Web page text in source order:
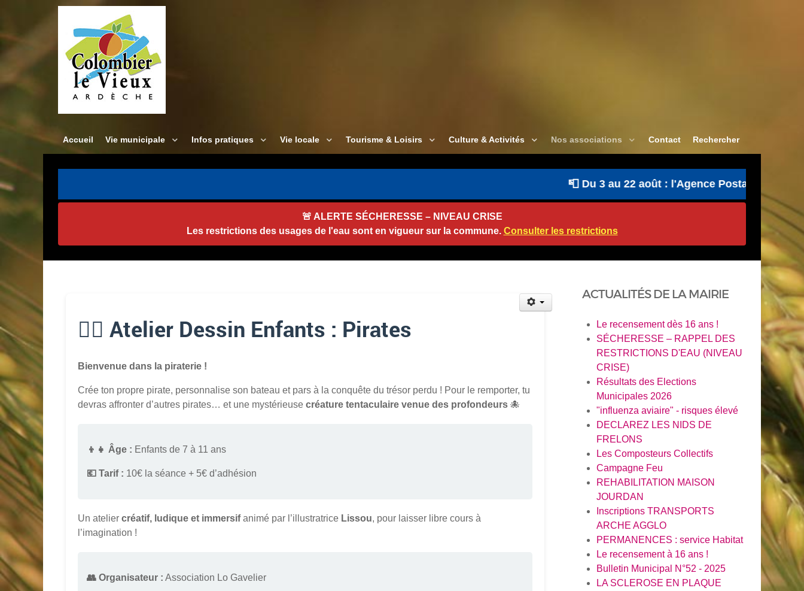
Accueil Vie municipale Infos pratiques Vie locale Tourisme & Loisirs Culture & Activités Nos associations Contact Rechercher
📮 Du 3 au 22 août : l'Agence Postale
🚨 ALERTE SÉCHERESSE – NIVEAU CRISE
Les restrictions des usages de l'eau sont en vigueur sur la commune. Consulter les restrictions
🏴‍☠️ Atelier Dessin Enfants : Pirates
Bienvenue dans la piraterie !
Crée ton propre pirate, personnalise son bateau et pars à la conquête du trésor perdu ! Pour le remporter, tu
devras affronter d’autres pirates… et une mystérieuse créature tentaculaire venue des profondeurs 🐙
👦👧 Âge : Enfants de 7 à 11 ans
💶 Tarif : 10€ la séance + 5€ d’adhésion
Un atelier créatif, ludique et immersifanimé par l’illustratrice Lissou, pour laisser libre cours à
l’imagination !
👥 Organisateur : Association Lo Gavelier
ACTUALITÉS DE LA MAIRIE
Le recensement dès 16 ans !
SÉCHERESSE – RAPPEL DES
RESTRICTIONS D'EAU (NIVEAU
CRISE)
Résultats des Elections
Municipales 2026
"influenza aviaire" - risques élevé
DECLAREZ LES NIDS DE
FRELONS
Les Composteurs Collectifs
Campagne Feu
REHABILITATION MAISON
JOURDAN
Inscriptions TRANSPORTS
ARCHE AGGLO
PERMANENCES : service Habitat
Le recensement à 16 ans !
Bulletin Municipal N°52 - 2025
LA SCLEROSE EN PLAQUE